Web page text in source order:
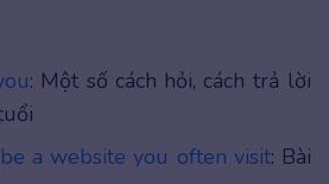
: Một số cách hỏi, cách trả lời
a website you often visit: Bài